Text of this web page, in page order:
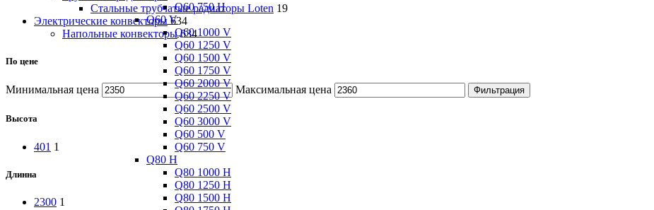
Q60 750 H
Q60 V
Q60 1000 V
Q60 1250 V
Q60 1500 V
Q60 1750 V
Q60 2000 V
Q60 2250 V
Q60 2500 V
Q60 3000 V
Q60 500 V
Q60 750 V
Q80 H
Q80 1000 H
Q80 1250 H
Q80 1500 H
Cтальные трубчатые радиаторы Loten 19
Электрические конвекторы 634
Напольные конвекторы 634
По цене
Минимальная цена Максимальная цена Фильтрация
Высота
401 1
Длинна
2300 1